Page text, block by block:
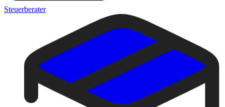
Steuerberater